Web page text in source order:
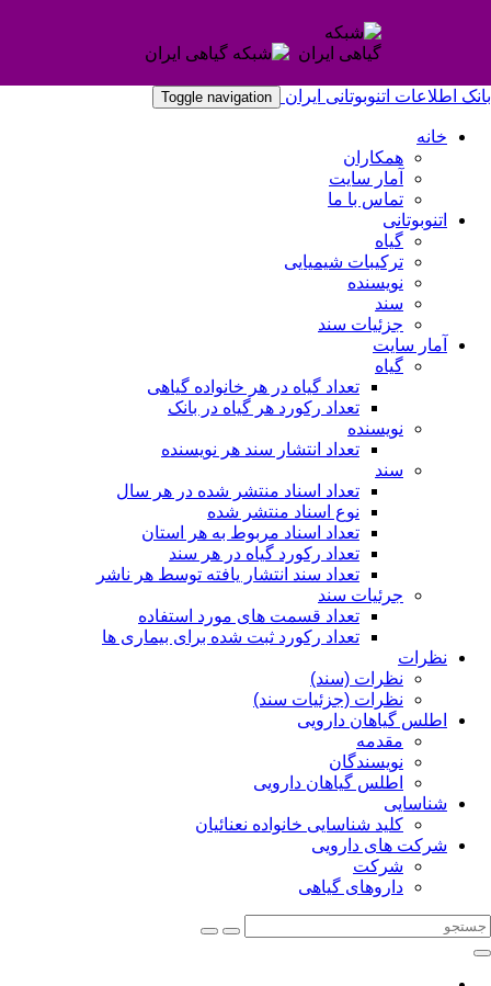
بانک اطلاعات اتنوبوتانی ایران Toggle navigation
خانه
همکاران
آمار سایت
تماس با ما
اتنوبوتانی
گیاه
ترکیبات شیمیایی
نویسنده
سند
جزئیات سند
آمار سایت
گیاه
تعداد گیاه در هر خانواده گیاهی
تعداد رکورد هر گیاه در بانک
نویسنده
تعداد انتشار سند هر نویسنده
سند
تعداد اسناد منتشر شده در هر سال
نوع اسناد منتشر شده
تعداد اسناد مربوط به هر استان
تعداد رکورد گیاه در هر سند
تعداد سند انتشار یافته توسط هر ناشر
جرئیات سند
تعداد قسمت های مورد استفاده
تعداد رکورد ثبت شده برای بیماری ها
نظرات
نظرات (سند)
نظرات (جزئیات سند)
اطلس گیاهان دارویی
مقدمه
نویسندگان
اطلس گیاهان دارویی
شناسایی
کلید شناسایی خانواده نعنائیان
شرکت های دارویی
شرکت
داروهای گیاهی